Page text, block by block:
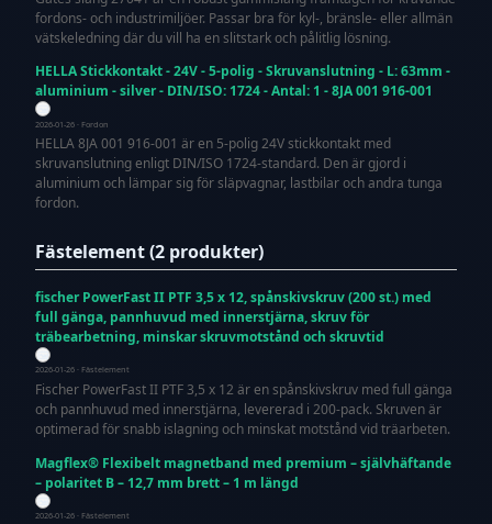
fordons- och industrimiljöer. Passar bra för kyl-, bränsle- eller allmän
vätskeledning där du vill ha en slitstark och pålitlig lösning.
HELLA Stickkontakt - 24V - 5-polig - Skruvanslutning - L: 63mm -
aluminium - silver - DIN/ISO: 1724 - Antal: 1 - 8JA 001 916-001
2026-01-26 · Fordon
HELLA 8JA 001 916-001 är en 5-polig 24V stickkontakt med
skruvanslutning enligt DIN/ISO 1724-standard. Den är gjord i
aluminium och lämpar sig för släpvagnar, lastbilar och andra tunga
fordon.
Fästelement (2 produkter)
fischer PowerFast II PTF 3,5 x 12, spånskivskruv (200 st.) med
full gänga, pannhuvud med innerstjärna, skruv för
träbearbetning, minskar skruvmotstånd och skruvtid
2026-01-26 · Fästelement
Fischer PowerFast II PTF 3,5 x 12 är en spånskivskruv med full gänga
och pannhuvud med innerstjärna, levererad i 200-pack. Skruven är
optimerad för snabb islagning och minskat motstånd vid träarbeten.
Magflex® Flexibelt magnetband med premium – självhäftande
– polaritet B – 12,7 mm brett – 1 m längd
2026-01-26 · Fästelement